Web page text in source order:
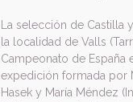
La selección de Castilla
la localidad de Valls
Campeonato de España
expedición formada por
Hasek y María Méndez